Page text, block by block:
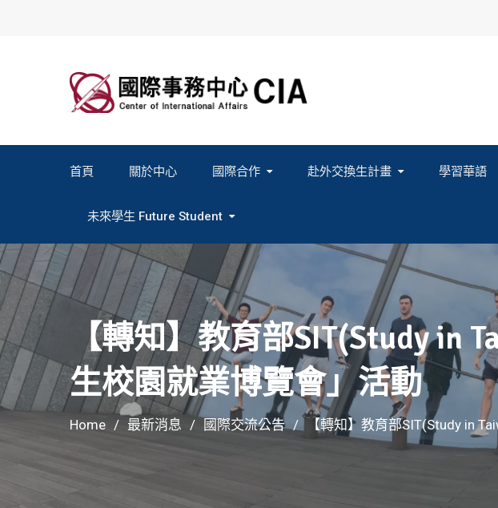
首頁 關於中心 國際合作 赴外交換生計畫 學習華語
未來學生 Future Student
【轉知】教育部SIT(Study in
生校園就業博覽會」活動
Home 最新消息 國際交流公告 【轉知】教育部SIT(Study in